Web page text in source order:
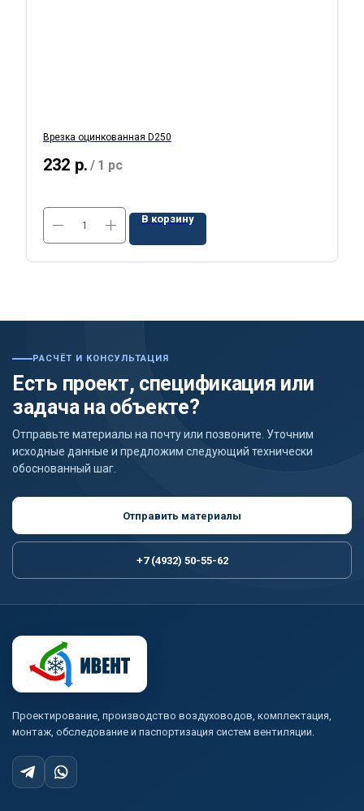
Врезка оцинкованная D250
232 р. / 1 pc
В корзину
РАСЧЁТ И КОНСУЛЬТАЦИЯ
Есть проект, спецификация или
задача на объекте?
Отправьте материалы на почту или позвоните. Уточним
исходные данные и предложим следующий технически
обоснованный шаг.
Отправить материалы
+7 (4932) 50-55-62
Проектирование, производство воздуховодов, комплектация,
монтаж, обследование и паспортизация систем вентиляции.